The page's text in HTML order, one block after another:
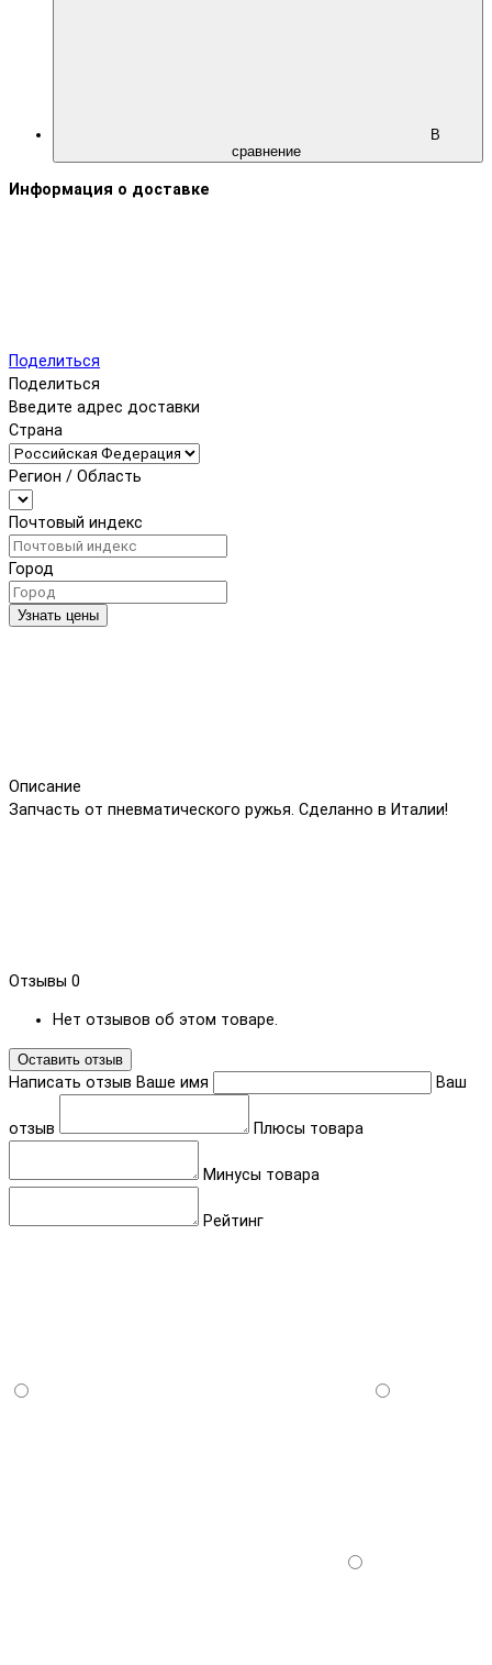
В
сравнение
Информация о доставке
Поделиться
Поделиться
Введите адрес доставки
Страна
Регион / Область
Почтовый индекс
Город
Узнать цены
Описание
Запчасть от пневматического ружья. Сделанно в Италии!
Отзывы 0
Нет отзывов об этом товаре.
Оставить отзыв
Написать отзыв Ваше имя Ваш
отзыв Плюсы товара
Минусы товара
Рейтинг